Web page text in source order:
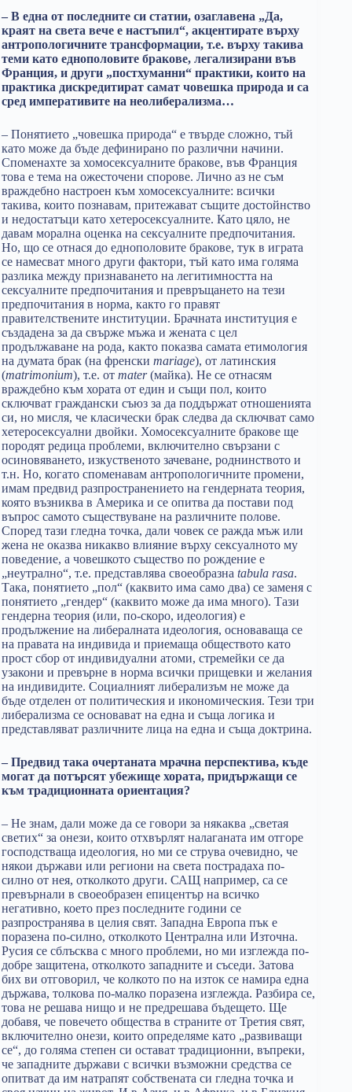
– В една от последните си статии, озаглавена „Да,
краят на света вече е настъпил“, акцентирате върху
антропологичните трансформации, т.е. върху такива
теми като еднополовите бракове, легализирани във
Франция, и други „постхуманни“ практики, които на
практика дискредитират самат човешка природа и са
сред императивите на неолиберализма…
– Понятието „човешка природа“ е твърде сложно, тъй
като може да бъде дефинирано по различни начини.
Споменахте за хомосексуалните бракове, във Франция
това е тема на ожесточени спорове. Лично аз не съм
враждебно настроен към хомосексуалните: всички
такива, които познавам, притежават същите достойнство
и недостатъци като хетеросексуалните. Като цяло, не
давам морална оценка на сексуалните предпочитания.
Но, що се отнася до еднополовите бракове, тук в играта
се намесват много други фактори, тъй като има голяма
разлика между признаването на легитимността на
сексуалните предпочитания и превръщането на тези
предпочитания в норма, както го правят
правителствените институции. Брачната институция е
създадена за да свърже мъжа и жената с цел
продължаване на рода, както показва самата етимология
на думата брак (на френски mariage), от латинския
(matrimonium), т.е. от mater(майка). Не се отнасям
враждебно към хората от един и същи пол, които
сключват граждански съюз за да поддържат отношенията
си, но мисля, че класически брак следва да сключват само
хетеросексуални двойки. Хомосексуалните бракове ще
породят редица проблеми, включително свързани с
осиновяването, изкуственото зачеване, роднинството и
т.н. Но, когато споменавам антропологичните промени,
имам предвид разпространението на гендерната теория,
която възниква в Америка и се опитва да постави под
въпрос самото съществуване на различните полове.
Според тази гледна точка, дали човек се ражда мъж или
жена не оказва никакво влияние върху сексуалното му
поведение, а човешкото същество по рождение е
„неутрално“, т.е. представлява своеобразна tabula rasa.
Така, понятието „пол“ (каквито има само два) се заменя с
понятието „гендер“ (каквито може да има много). Тази
гендерна теория (или, по-скоро, идеология) е
продължение на либералната идеология, основаваща се
на правата на индивида и приемаща обществото като
прост сбор от индивидуални атоми, стремейки се да
узакони и превърне в норма всички прищевки и желания
на индивидите. Социалният либерализъм не може да
бъде отделен от политическия и икономическия. Тези три
либерализма се основават на една и съща логика и
представляват различните лица на една и съща доктрина.
– Предвид така очертаната мрачна перспектива, къде
могат да потърсят убежище хората, придържащи се
към традиционната ориентация?
– Не знам, дали може да се говори за някаква „светая
светих“ за онези, които отхвърлят налаганата им отгоре
господстваща идеология, но ми се струва очевидно, че
някои държави или региони на света пострадаха по-
силно от нея, отколкото други. САЩ например, са се
превърнали в своеобразен епицентър на всичко
негативно, което през последните години се
разпространява в целия свят. Западна Европа пък е
поразена по-силно, отколкото Централна или Източна.
Русия се сблъсква с много проблеми, но ми изглежда по-
добре защитена, отколкото западните и съседи. Затова
бих ви отговорил, че колкото по на изток се намира една
държава, толкова по-малко поразена изглежда. Разбира се,
това не решава нищо и не предрешава бъдещето. Ще
добавя, че повечето общества в страните от Третия свят,
включително онези, които определяме като „развиващи
се“, до голяма степен си остават традиционни, въпреки,
че западните държави с всички възможни средства се
опитват да им натрапят собствената си гледна точка и